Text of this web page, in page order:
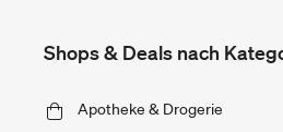
Shops & Deals nach
Apotheke & Drogerie